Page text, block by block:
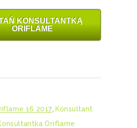
KONSULTANTKĄ
ORIFLAME
16 2017 Konsultant
Oriflame